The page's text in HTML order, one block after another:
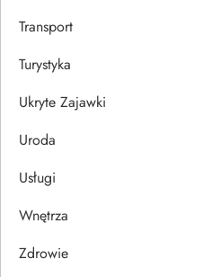
Transport
Turystyka
Ukryte Zajawki
Uroda
Usługi
Wnętrza
Zdrowie